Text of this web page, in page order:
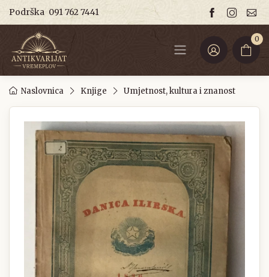
Podrška 091 762 7441
0
Naslovnica Knjige Umjetnost, kultura i znanost